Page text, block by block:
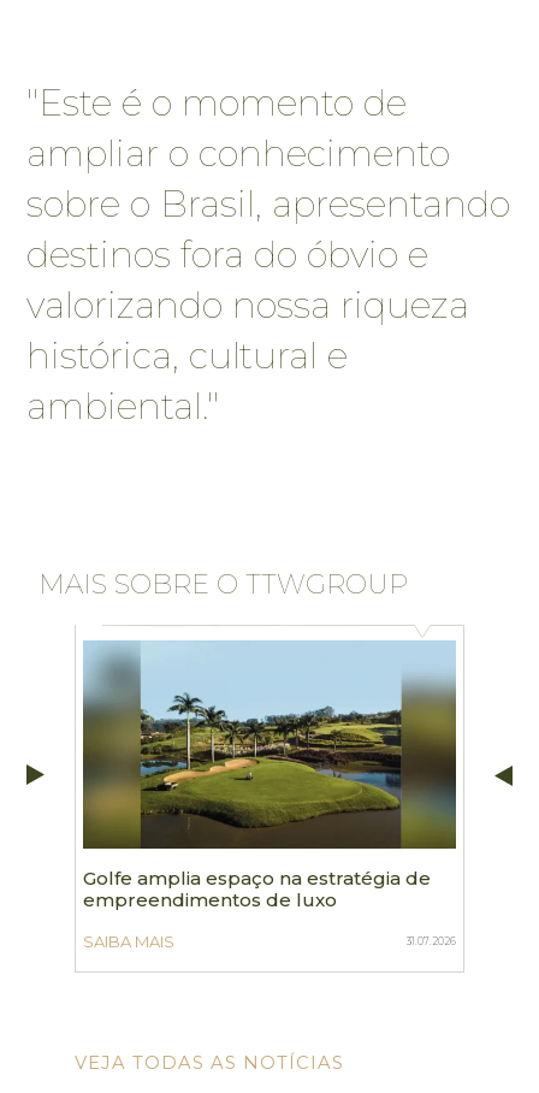
"Este é o momento de
ampliar o conhecimento
sobre o Brasil, apresentando
destinos fora do óbvio e
valorizando nossa riqueza
histórica, cultural e
ambiental."
MAIS SOBRE O TTWGROUP
Golfe amplia espaço na estratégia de
empreendimentos de luxo
SAIBA MAIS 31.07.2026
VEJA TODAS AS NOTÍCIAS